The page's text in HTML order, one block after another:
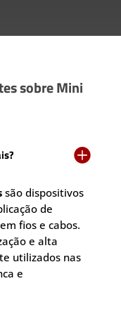
sobre Mini

são dispositivos
de
fios e cabos.
e alta
utilizados nas
e